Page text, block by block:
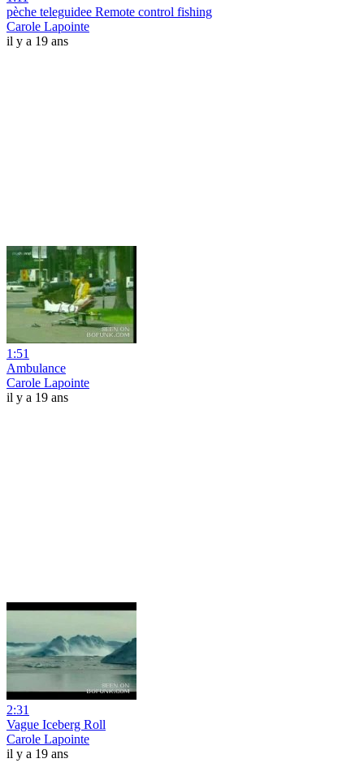
pèche teleguidee Remote control fishing
Carole Lapointe
il y a 19 ans
1:51
Ambulance
Carole Lapointe
il y a 19 ans
2:31
Vague Iceberg Roll
Carole Lapointe
il y a 19 ans